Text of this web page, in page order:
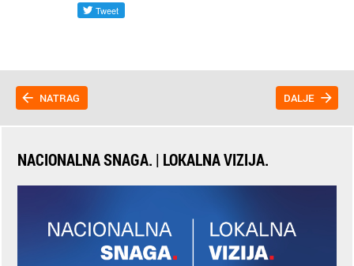
NATRAG DALJE
NACIONALNA SNAGA. | LOKALNA VIZIJA.